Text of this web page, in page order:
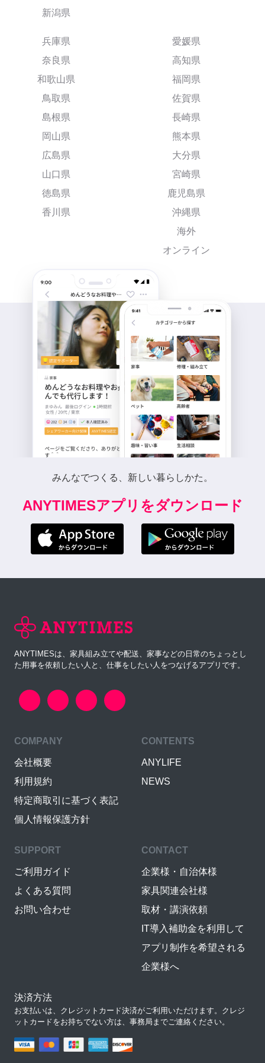
新潟県
兵庫県
奈良県
和歌山県
鳥取県
島根県
岡山県
広島県
山口県
徳島県
香川県
愛媛県
高知県
福岡県
佐賀県
長崎県
熊本県
大分県
宮崎県
鹿児島県
沖縄県
海外
オンライン
みんなでつくる、新しい暮らしかた。
ANYTIMESアプリをダウンロード
ANYTIMESは、家具組み立てや配送、家事などの日常のちょっとし
た用事を依頼したい人と、仕事をしたい人をつなげるアプリです。
COMPANY
会社概要
利用規約
特定商取引に基づく表記
個人情報保護方針
CONTENTS
ANYLIFE
NEWS
SUPPORT
ご利用ガイド
よくある質問
お問い合わせ
CONTACT
企業様・自治体様
家具関連会社様
取材・講演依頼
IT導入補助金を利用して
アプリ制作を希望される
企業様へ
決済方法
お支払いは、クレジットカード決済がご利用いただけます。クレジ
ットカードをお持ちでない方は、事務局までご連絡ください。